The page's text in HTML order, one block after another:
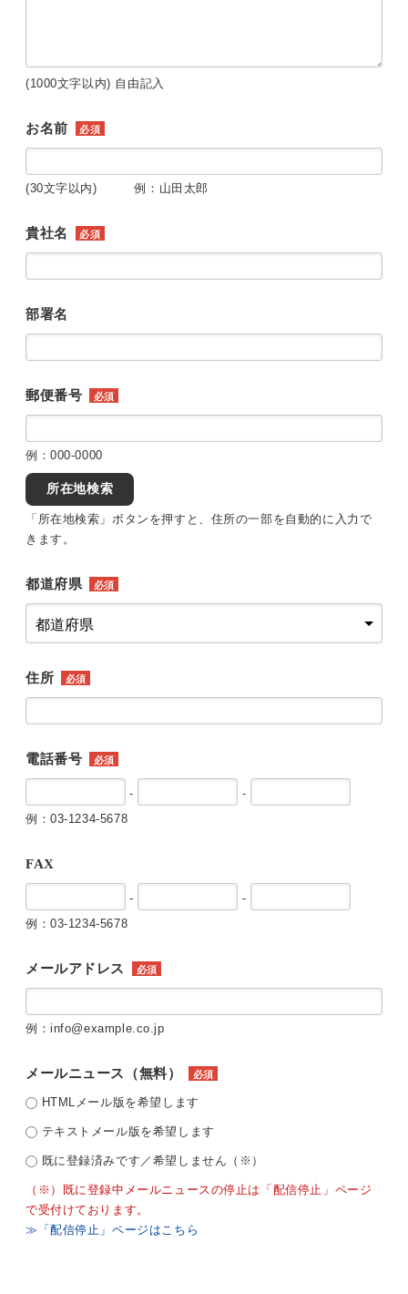
(1000文字以内) 自由記入
お名前 必須
(30文字以内) 例：山田太郎
貴社名 必須
部署名
郵便番号 必須
例：000-0000
所在地検索
「所在地検索」ボタンを押すと、住所の一部を自動的に入力で
きます。
都道府県 必須
住所 必須
電話番号 必須
-
-
例：03-1234-5678
FAX
-
-
例：03-1234-5678
メールアドレス 必須
例：info@example.co.jp
メールニュース（無料） 必須
HTMLメール版を希望します
テキストメール版を希望します
既に登録済みです／希望しません（※）
（※）既に登録中メールニュースの停止は「配信停止」ページ
で受付けております。
≫「配信停止」ページはこちら